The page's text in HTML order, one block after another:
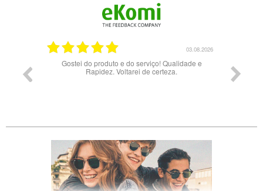
03.08.2026
Gostei do produto e do serviço! Qualidade e
Rapidez. Voltarei de certeza.